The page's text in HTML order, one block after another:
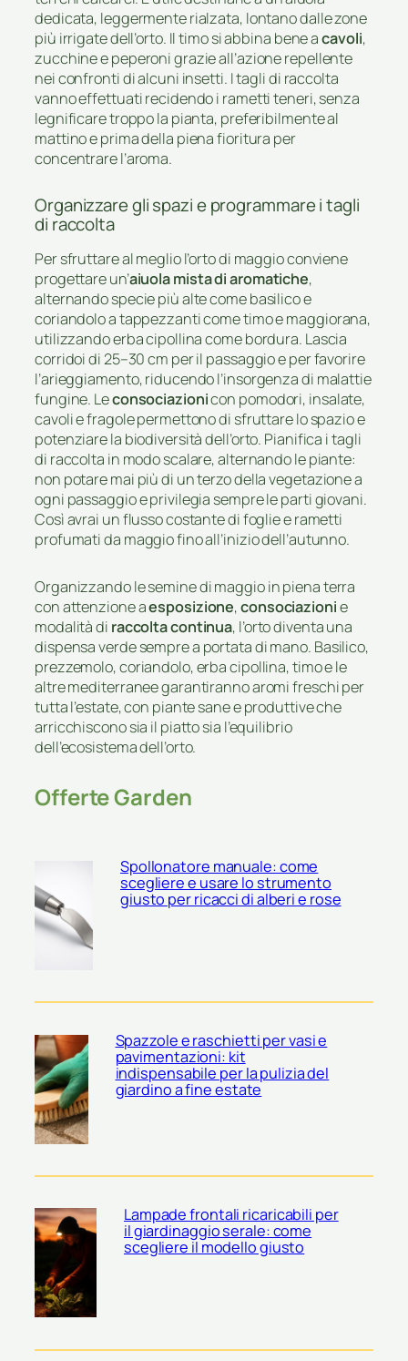
dedicata, leggermente rialzata, lontano dalle zone
più irrigate dell’orto. Il timo si abbina bene acavoli,
zucchine e peperoni grazie all’azione repellente
nei confronti di alcuni insetti. I tagli di raccolta
vanno effettuati recidendo i rametti teneri, senza
legnificare troppo la pianta, preferibilmente al
mattino e prima della piena fioritura per
concentrare l’aroma.
Organizzare gli spazi e programmare i tagli
di raccolta
Per sfruttare al meglio l’orto di maggio conviene
progettare un’aiuola mista di aromatiche,
alternando specie più alte come basilico e
coriandolo a tappezzanti come timo e maggiorana,
utilizzando erba cipollina come bordura. Lascia
corridoi di 25–30 cm per il passaggio e per favorire
l’arieggiamento, riducendo l’insorgenza di malattie
fungine. Leconsociazionicon pomodori, insalate,
cavoli e fragole permettono di sfruttare lo spazio e
potenziare la biodiversità dell’orto. Pianifica i tagli
di raccolta in modo scalare, alternando le piante:
non potare mai più di un terzo della vegetazione a
ogni passaggio e privilegia sempre le parti giovani.
Così avrai un flusso costante di foglie e rametti
profumati da maggio fino all’inizio dell’autunno.
Organizzando le semine di maggio in piena terra
con attenzione aesposizione,consociazionie
modalità di raccolta continua, l’orto diventa una
dispensa verde sempre a portata di mano. Basilico,
prezzemolo, coriandolo, erba cipollina, timo e le
altre mediterranee garantiranno aromi freschi per
tutta l’estate, con piante sane e produttive che
arricchiscono sia il piatto sia l’equilibrio
dell’ecosistema dell’orto.
Offerte Garden
Spollonatore manuale: come
scegliere e usare lo strumento
giusto per ricacci di alberi e rose
Spazzole e raschietti per vasi e
pavimentazioni: kit
indispensabile per la pulizia del
giardino a fine estate
Lampade frontali ricaricabili per
il giardinaggio serale: come
scegliere il modello giusto